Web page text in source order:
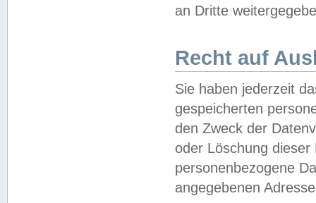
an Dritte
Recht auf
Sie haben jederzeit
gespeicherten
den Zweck der
oder Löschung
personenbezogene
angegebenen